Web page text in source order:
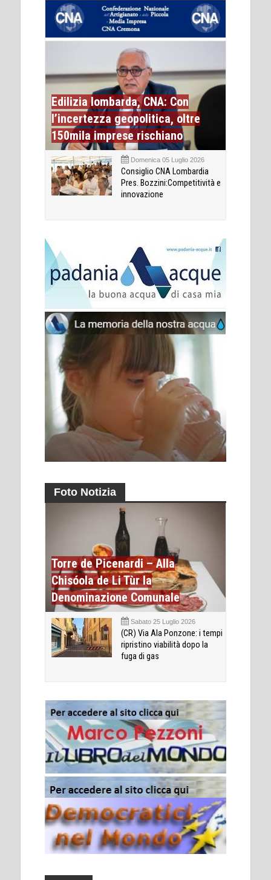
Edilizia lombarda, CNA: Con
l’incertezza geopolitica, oltre
150mila imprese rischiano
Domenica 05 Luglio 2026
Consiglio CNA Lombardia
Pres. Bozzini:Competitività e
innovazione
Foto Notizia
Torre de Picenardi – Alla
Chisóola de Li Tùr la
Denominazione Comunale
Sabato 25 Luglio 2026
(CR) Via Ala Ponzone: i tempi
ripristino viabilità dopo la
fuga di gas